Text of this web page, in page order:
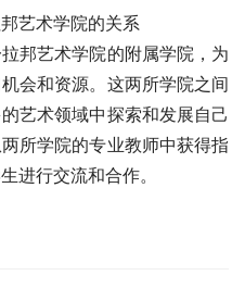
艺术学院的关系
邦艺术学院的附属学院，为
会和资源。这两所学院之间
艺术领域中探索和发展自己
所学院的专业教师中获得指
进行交流和合作。